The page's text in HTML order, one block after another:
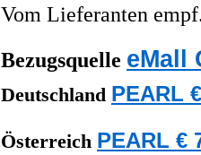
Vom Lieferanten
Bezugsquelle eMall
Deutschland PEARL
Österreich PEARL €